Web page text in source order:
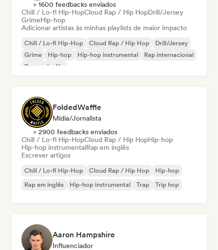
> 1600 feedbacks enviados
Chill / Lo-fi Hip-HopCloud Rap / Hip HopDrill/Jersey
GrimeHip-hop
Adicionar artistas às minhas playlists de maior impacto
Chill / Lo-fi Hip-Hop Cloud Rap / Hip Hop
Drill/Jersey
Grime
Hip-hop Hip-hop instrumental
Rap internacional
Rap em inglês
FoldedWaffle
Mídia/Jornalista
> 2900 feedbacks enviados
Chill / Lo-fi Hip-HopCloud Rap / Hip HopHip-hop
Hip-hop instrumentalRap em inglês
Escrever artigos
Chill / Lo-fi Hip-Hop Cloud Rap / Hip Hop
Hip-hop
Rap em inglês
Hip-hop instrumental Trap Trip hop
Aaron Hampshire
Influenciador